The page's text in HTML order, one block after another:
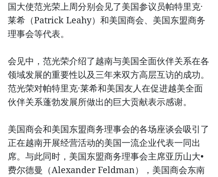
国大使范光荣上周分别会见了美国参议员帕特里克·
莱希（Patrick Leahy）和美国商会、美国东盟商务
理事会等代表。
会见中，范光荣介绍了越南与美国全面伙伴关系在各
领域发展的重要性以及三年来双方高层互访的成功。
范光荣对帕特里克·莱希和美国友人在促进越美全面
伙伴关系蓬勃发展所做出的巨大贡献表示感谢。
美国商会和美国东盟商务理事会的各场座谈会吸引了
正在越南开展经营活动的美国一流企业代表一同出
席。与此同时，美国东盟商务理事会主席亚历山大•
费尔德曼（Alexander Feldman），美国商会东南